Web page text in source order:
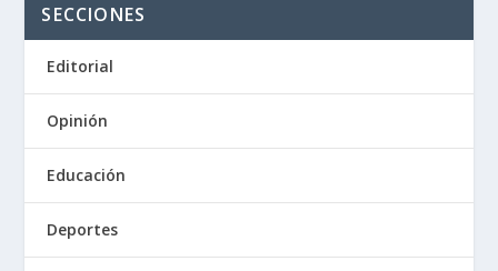
SECCIONES
Editorial
Opinión
Educación
Deportes